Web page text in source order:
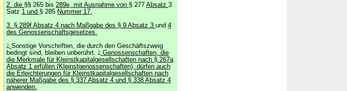
2. die §§ 265 bis 289e, mit Ausnahme von § 277 Absatz 3
Satz 1 und § 285 Nummer 17,
3. § 289f Absatz 4 nach Maßgabe des § 9 Absatz 3 und 4
des Genossenschaftsgesetzes.
2 Sonstige Vorschriften, die durch den Geschäftszweig
bedingt sind, bleiben unberührt. 3 Genossenschaften, die
die Merkmale für Kleinstkapitalgesellschaften nach § 267a
Absatz 1 erfüllen (Kleinstgenossenschaften), dürfen auch
die Erleichterungen für Kleinstkapitalgesellschaften nach
näherer Maßgabe des § 337 Absatz 4 und § 338 Absatz 4
anwenden.